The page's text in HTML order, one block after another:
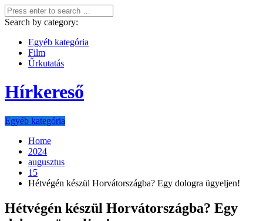
Search by category:
Egyéb kategória
Film
Űrkutatás
Hírkereső
Egyéb kategória
Home
2024
augusztus
15
Hétvégén készül Horvátországba? Egy dologra ügyeljen!
Hétvégén készül Horvátországba? Egy